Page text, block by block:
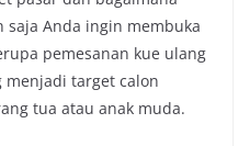
saja Anda ingin membuka
pemesanan kue ulang
menjadi target calon
tua atau anak muda.